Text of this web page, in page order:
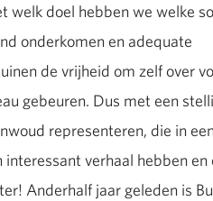
welk doel hebben we welke
onderkomen en adequate
de vrijheid om zelf over
gebeuren. Dus met een
representeren, die in
verhaal hebben en
Anderhalf jaar geleden is